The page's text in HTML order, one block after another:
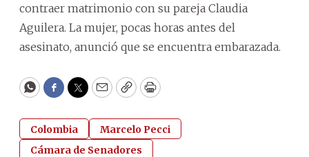
contraer matrimonio con su pareja Claudia
Aguilera. La mujer, pocas horas antes del
asesinato, anunció que se encuentra embarazada.
WhatsApp
Facebook
Twitter
EmailCopyPrint
Colombia
Marcelo Pecci
Cámara de Senadores